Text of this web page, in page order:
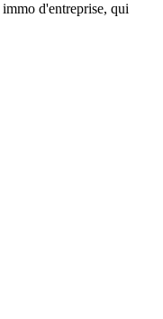
d'entreprise, qui